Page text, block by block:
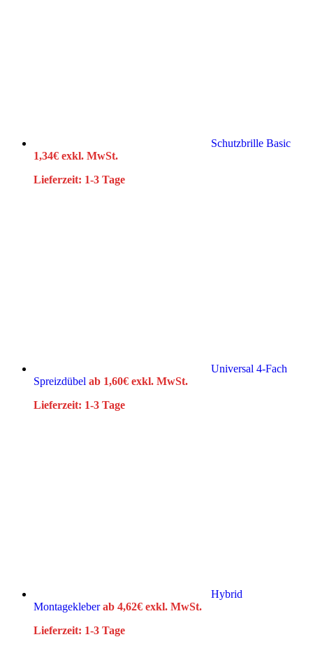
Schutzbrille Basic
1,34€ exkl. MwSt.
Lieferzeit: 1-3 Tage
Universal 4-Fach
Spreizdübel ab 1,60€ exkl. MwSt.
Lieferzeit: 1-3 Tage
Hybrid
Montagekleberab 4,62€ exkl. MwSt.
Lieferzeit: 1-3 Tage